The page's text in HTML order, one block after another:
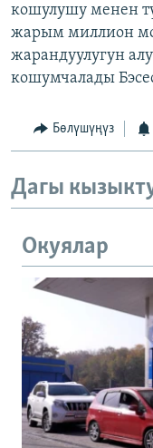
АЗАТТЫК+
ЫҢГАЙСЫЗ СУРООЛОР
кошулушу менен
жарым миллион
жарандуулугун
кошумчалады
Бөлүшүңүз
Дагы
Окуялар